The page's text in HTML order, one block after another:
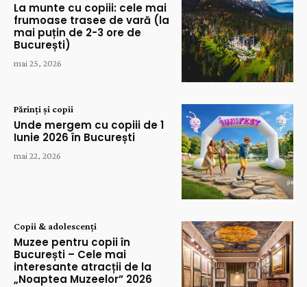
La munte cu copiii: cele mai
frumoase trasee de vară (la
mai puțin de 2-3 ore de
București)
mai 25, 2026
Părinți și copii
Unde mergem cu copiii de 1
Iunie 2026 în București
mai 22, 2026
Copii & adolescenți
Muzee pentru copii în
București – Cele mai
interesante atracții de la
„Noaptea Muzeelor” 2026